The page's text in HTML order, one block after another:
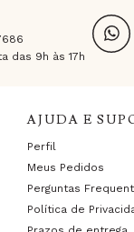
das 9h às 17h
AJUDA E
Perfil
Meus Pedidos
Perguntas
Política de